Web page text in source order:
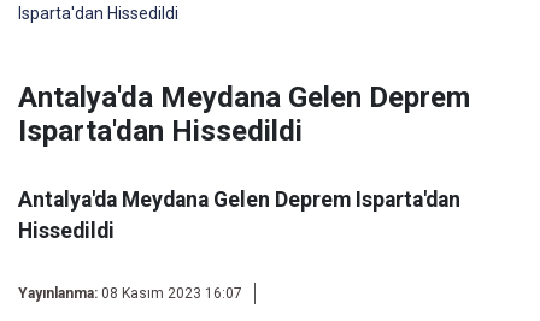
Isparta'dan Hissedildi
Antalya'da Meydana Gelen Deprem
Isparta'dan Hissedildi
Antalya'da Meydana Gelen Deprem Isparta'dan
Hissedildi
Yayınlanma: 08 Kasım 2023 16:07